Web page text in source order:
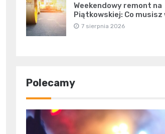
Weekendowy remont na
Piątkowskiej: Co musisz
7 sierpnia 2026
Polecamy